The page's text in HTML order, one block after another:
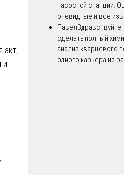
акт,
и
насосной станции.
очевидные и все
Павел
сделать полный
анализ кварцевого
одного карьера из